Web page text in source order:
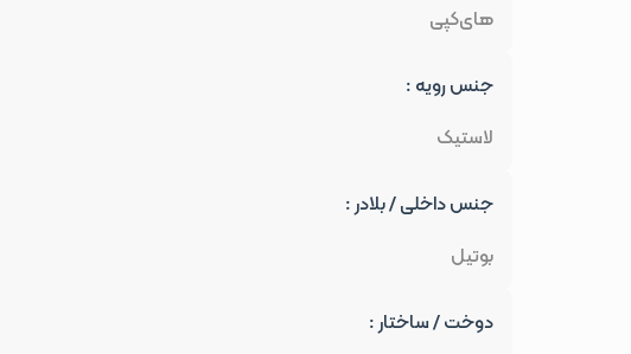
های‌کپی
جنس رویه :
لاستیک
جنس داخلی / بلادر :
بوتیل
دوخت / ساختار :